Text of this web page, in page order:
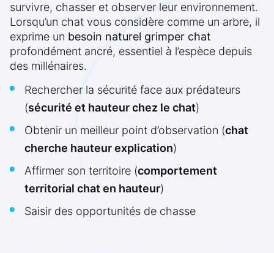
survivre, chasser et observer leur environnement.
Lorsqu’un chat vous considère comme un arbre, il
exprime un besoin naturel grimper chat
profondément ancré, essentiel à l’espèce depuis
des millénaires.
Rechercher la sécurité face aux prédateurs
(sécurité et hauteur chez le chat)
Obtenir un meilleur point d’observation (chat
cherche hauteur explication)
Affirmer son territoire (comportement
territorial chat en hauteur)
Saisir des opportunités de chasse